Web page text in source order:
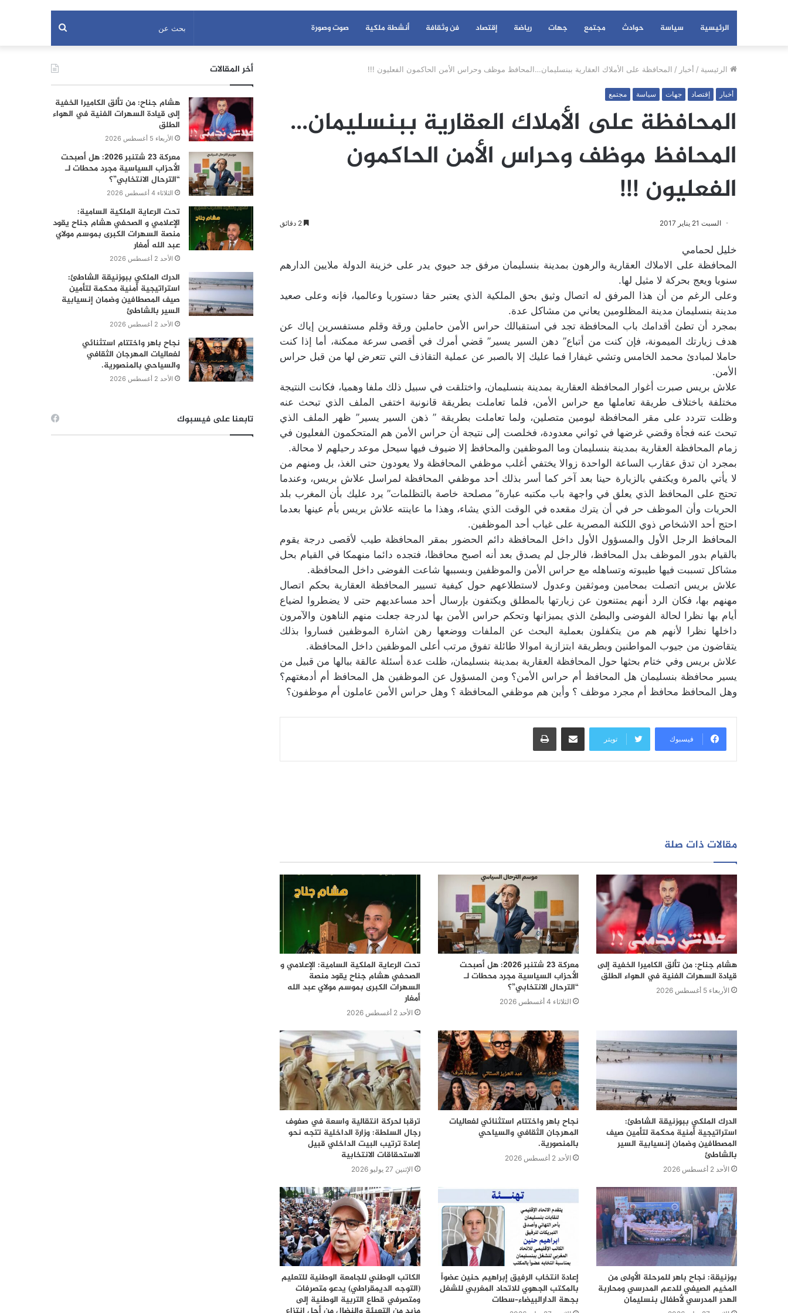
الرئيسية سياسة حوادث مجتمع جهات رياضة إقتصاد فن وثقافة أنشطة ملكية صوت وصورة بحث
عن
الرئيسية / أخبار / المحافظة على الأملاك العقارية ببنسليمان…المحافظ موظف وحراس الأمن الحاكمون الفعليون !!!
أخبار إقتصاد جهات سياسة مجتمع
المحافظة على الأملاك العقارية ببنسليمان…
المحافظ موظف وحراس الأمن الحاكمون
الفعليون !!!
السبت 21 يناير 2017
خليل لحمامي
المحافظة على الاملاك العقارية والرهون بمدينة بنسليمان مرفق جد حيوي يدر على خزينة الدولة ملايين الدارهم
سنويا ويعج بحركة لا مثيل لها.
وعلى الرغم من أن هذا المرفق له اتصال وثيق بحق الملكية الذي يعتبر حقا دستوريا وعالميا، فإنه وعلى صعيد
مدينة بنسليمان مدينة المظلومين يعاني من مشاكل عدة.
بمجرد أن تطئ أقدامك باب المحافظة تجد في استقبالك حراس الأمن حاملين ورقة وقلم مستفسرين إياك عن
هدف زيارتك الميمونة، فإن كنت من أتباع” دهن السير يسير” قضي أمرك في أقصى سرعة ممكنة، أما إذا كنت
حاملا لمبادئ محمد الخامس وتشي غيفارا فما عليك إلا بالصبر عن عملية التقاذف التي تتعرض لها من قبل حراس
الأمن.
علاش بريس صبرت أغوار المحافظة العقارية بمدينة بنسليمان، واختلقت في سبيل ذلك ملفا وهميا، فكانت النتيجة
مختلفة باختلاف طريقة تعاملها مع حراس الأمن، فلما تعاملت بطريقة قانونية اختفى الملف الذي تبحث عنه
وظلت تتردد على مقر المحافظة ليومين متصلين، ولما تعاملت بطريقة ” ذهن السير يسير” ظهر الملف الذي
تبحث عنه فجأة وقضي غرضها في ثواني معدودة، فخلصت إلى نتيجة أن حراس الأمن هم المتحكمون الفعليون في
زمام المحافظة العقارية بمدينة بنسليمان وما الموظفين والمحافظ إلا ضيوف فيها سيحل موعد رحيلهم لا محالة.
بمجرد ان تدق عقارب الساعة الواحدة زوالا يختفي أغلب موظفي المحافظة ولا يعودون حتى الغذ، بل ومنهم من
لا يأتي بالمرة ويكتفي بالزيارة حينا بعد آخر كما أسر بذلك أحد موظفي المحافظة لمراسل علاش بريس، وعندما
تحتج على المحافظ الذي يعلق في واجهة باب مكتبه عبارة” مصلحة خاصة بالتظلمات” يرد عليك بأن المغرب بلد
الحريات وأن الموظف حر في أن يترك مقعده في الوقت الذي يشاء، وهذا ما عاينته علاش بريس بأم عينها بعدما
احتج أحد الاشخاص ذوي اللكنة المصرية على غياب أحد الموظفين.
المحافظ الرجل الأول والمسؤول الأول داخل المحافظة دائم الحضور بمقر المحافظة طيب لأقصى درجة يقوم
بالقيام بدور الموظف بدل المحافظ، فالرجل لم يصدق بعد أنه اصبح محافظا، فتجده دائما منهمكا في القيام بحل
مشاكل تسببت فيها طيبوته وتساهله مع حراس الأمن والموظفين وبسببها شاعت الفوضى داخل المحافظة.
علاش بريس اتصلت بمحامين وموثقين وعدول لاستطلاعهم حول كيفية تسيير المحافظة العقارية بحكم اتصال
مهنهم بها، فكان الرد أنهم يمتنعون عن زيارتها بالمطلق ويكتفون بإرسال أحد مساعديهم حتى لا يضطروا لضياع
أيام بها نظرا لحالة الفوضى والبطئ الذي يميزانها وتحكم حراس الأمن بها لدرجة جعلت منهم الناهون والآمرون
داخلها نظرا لأنهم هم من يتكفلون بعملية البحث عن الملفات ووضعها رهن اشارة الموظفين فساروا بذلك
يتقاضون من جيوب المواطنين وبطريقة ابتزازية اموالا طائلة تفوق مرتب أعلى الموظفين داخل المحافظة.
علاش بريس وفي ختام بحثها حول المحافظة العقارية بمدينة بنسليمان، ظلت عدة أسئلة عالقة ببالها من قبيل من
يسير محافظة بنسليمان هل المحافظ أم حراس الأمن؟ ومن المسؤول عن الموظفين هل المحافظ أم أدمغتهم؟
وهل المحافظ محافظ أم مجرد موظف ؟ وأين هم موظفي المحافظة ؟ وهل حراس الأمن عاملون أم موظفون؟
فيسبوك تويتر
مشاركة عبر البريد طباعة
مقالات ذات صلة
هشام جناح: من تألق الكاميرا الخفية إلى
قيادة السهرات الفنية في الهواء الطلق
الأربعاء 5 أغسطس 2026
معركة 23 شتنبر 2026: هل أصبحت
الأحزاب السياسية مجرد محطات لـ
“الترحال الانتخابي”؟
الثلاثاء 4 أغسطس 2026
تحت الرعاية الملكية السامية: الإعلامي و
الصحفي هشام جناح يقود منصة
السهرات الكبرى بموسم مولاي عبد الله
أمغار
الأحد 2 أغسطس 2026
الدرك الملكي ببوزنيقة الشاطئ:
استراتيجية أمنية محكمة لتأمين صيف
المصطافين وضمان إنسيابية السير
بالشاطئ
الأحد 2 أغسطس 2026
نجاح باهر واختتام استثنائي لفعاليات
المهرجان الثقافي والسياحي
بالمنصورية.
الأحد 2 أغسطس 2026
ترقبا لحركة انتقالية واسعة في صفوف
رجال السلطة: وزارة الداخلية تتجه نحو
إعادة ترتيب البيت الداخلي قبيل
الاستحقاقات الانتخابية
الإثنين 27 يوليو 2026
بوزنيقة: نجاح باهر للمرحلة الأولى من
المخيم الصيفي للدعم المدرسي ومحاربة
الهدر المدرسي لأطفال بنسليمان
إعادة انتخاب الرفيق إبراهيم حنين عضواً
بالمكتب الجهوي للاتحاد المغربي للشغل
بجهة الدارالبيضاء–سطات
الكاتب الوطني للجامعة الوطنية للتعليم
(التوجه الديمقراطي) يدعو متصرفات
ومتصرفي قطاع التربية الوطنية إلى
أخر المقالات
هشام جناح: من تألق الكاميرا الخفية
إلى قيادة السهرات الفنية في الهواء
الطلق
الأربعاء 5 أغسطس 2026
معركة 23 شتنبر 2026: هل أصبحت
الأحزاب السياسية مجرد محطات لـ
“الترحال الانتخابي”؟
الثلاثاء 4 أغسطس 2026
تحت الرعاية الملكية السامية:
الإعلامي و الصحفي هشام جناح يقود
منصة السهرات الكبرى بموسم مولاي
عبد الله أمغار
الأحد 2 أغسطس 2026
الدرك الملكي ببوزنيقة الشاطئ:
استراتيجية أمنية محكمة لتأمين
صيف المصطافين وضمان إنسيابية
السير بالشاطئ
الأحد 2 أغسطس 2026
نجاح باهر واختتام استثنائي
لفعاليات المهرجان الثقافي
والسياحي بالمنصورية.
الأحد 2 أغسطس 2026
تابعنا على فيسبوك